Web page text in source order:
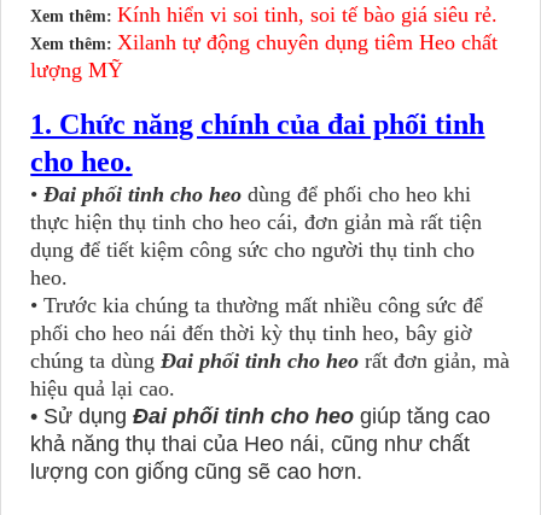
Xem thêm:Kính hiển vi soi tinh, soi tế bào giá siêu rẻ.
Xem thêm:Xilanh tự động chuyên dụng tiêm Heo chất
lượng MỸ
1. Chức năng chính của đai phối tinh
cho heo.
•Đai phối tinh cho heo dùng để phối cho heo khi
thực hiện thụ tinh cho heo cái, đơn giản mà rất tiện
dụng để tiết kiệm công sức cho người thụ tinh cho
heo.
• Trước kia chúng ta thường mất nhiều công sức để
phối cho heo nái đến thời kỳ thụ tinh heo, bây giờ
chúng ta dùngĐai phối tinh cho heo rất đơn giản, mà
hiệu quả lại cao.
• Sử dụngĐai phối tinh cho heogiúp tăng cao
khả năng thụ thai của Heo nái, cũng như chất
lượng con giống cũng sẽ cao hơn.